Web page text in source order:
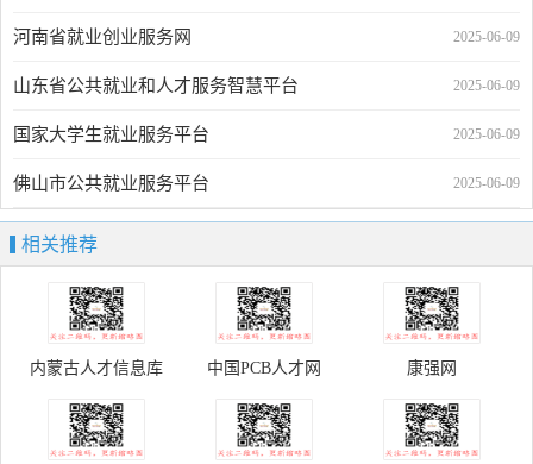
2025-06-09
河南省就业创业服务网
2025-06-09
山东省公共就业和人才服务智慧平台
2025-06-09
国家大学生就业服务平台
2025-06-09
佛山市公共就业服务平台
相关推荐
内蒙古人才信息库 中国PCB人才网 康强网